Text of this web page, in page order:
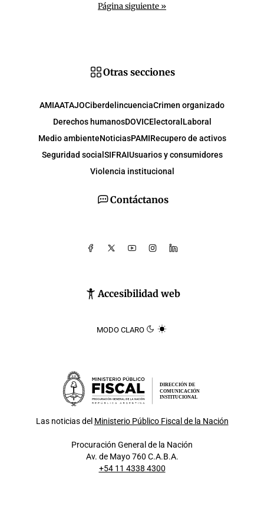
Página siguiente »
Contáctanos
Accesibilidad web
MODO CLARO
Otras secciones
AMIAATAJOCiberdelincuenciaCrimen organizado
Derechos humanosDOVICElectoral Laboral
Medio ambienteNoticiasPAMIRecupero de activos
Seguridad social SIFRAIUsuarios y consumidores
Violencia institucional
DIRECCIÓN DE
COMUNICACIÓN
INSTITUCIONAL
Las noticias del Ministerio Público Fiscal de la Nación
Procuración General de la Nación
Av. de Mayo 760 C.A.B.A.
+54 11 4338 4300